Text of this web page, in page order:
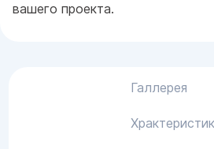
вашего проекта.
Галлерея